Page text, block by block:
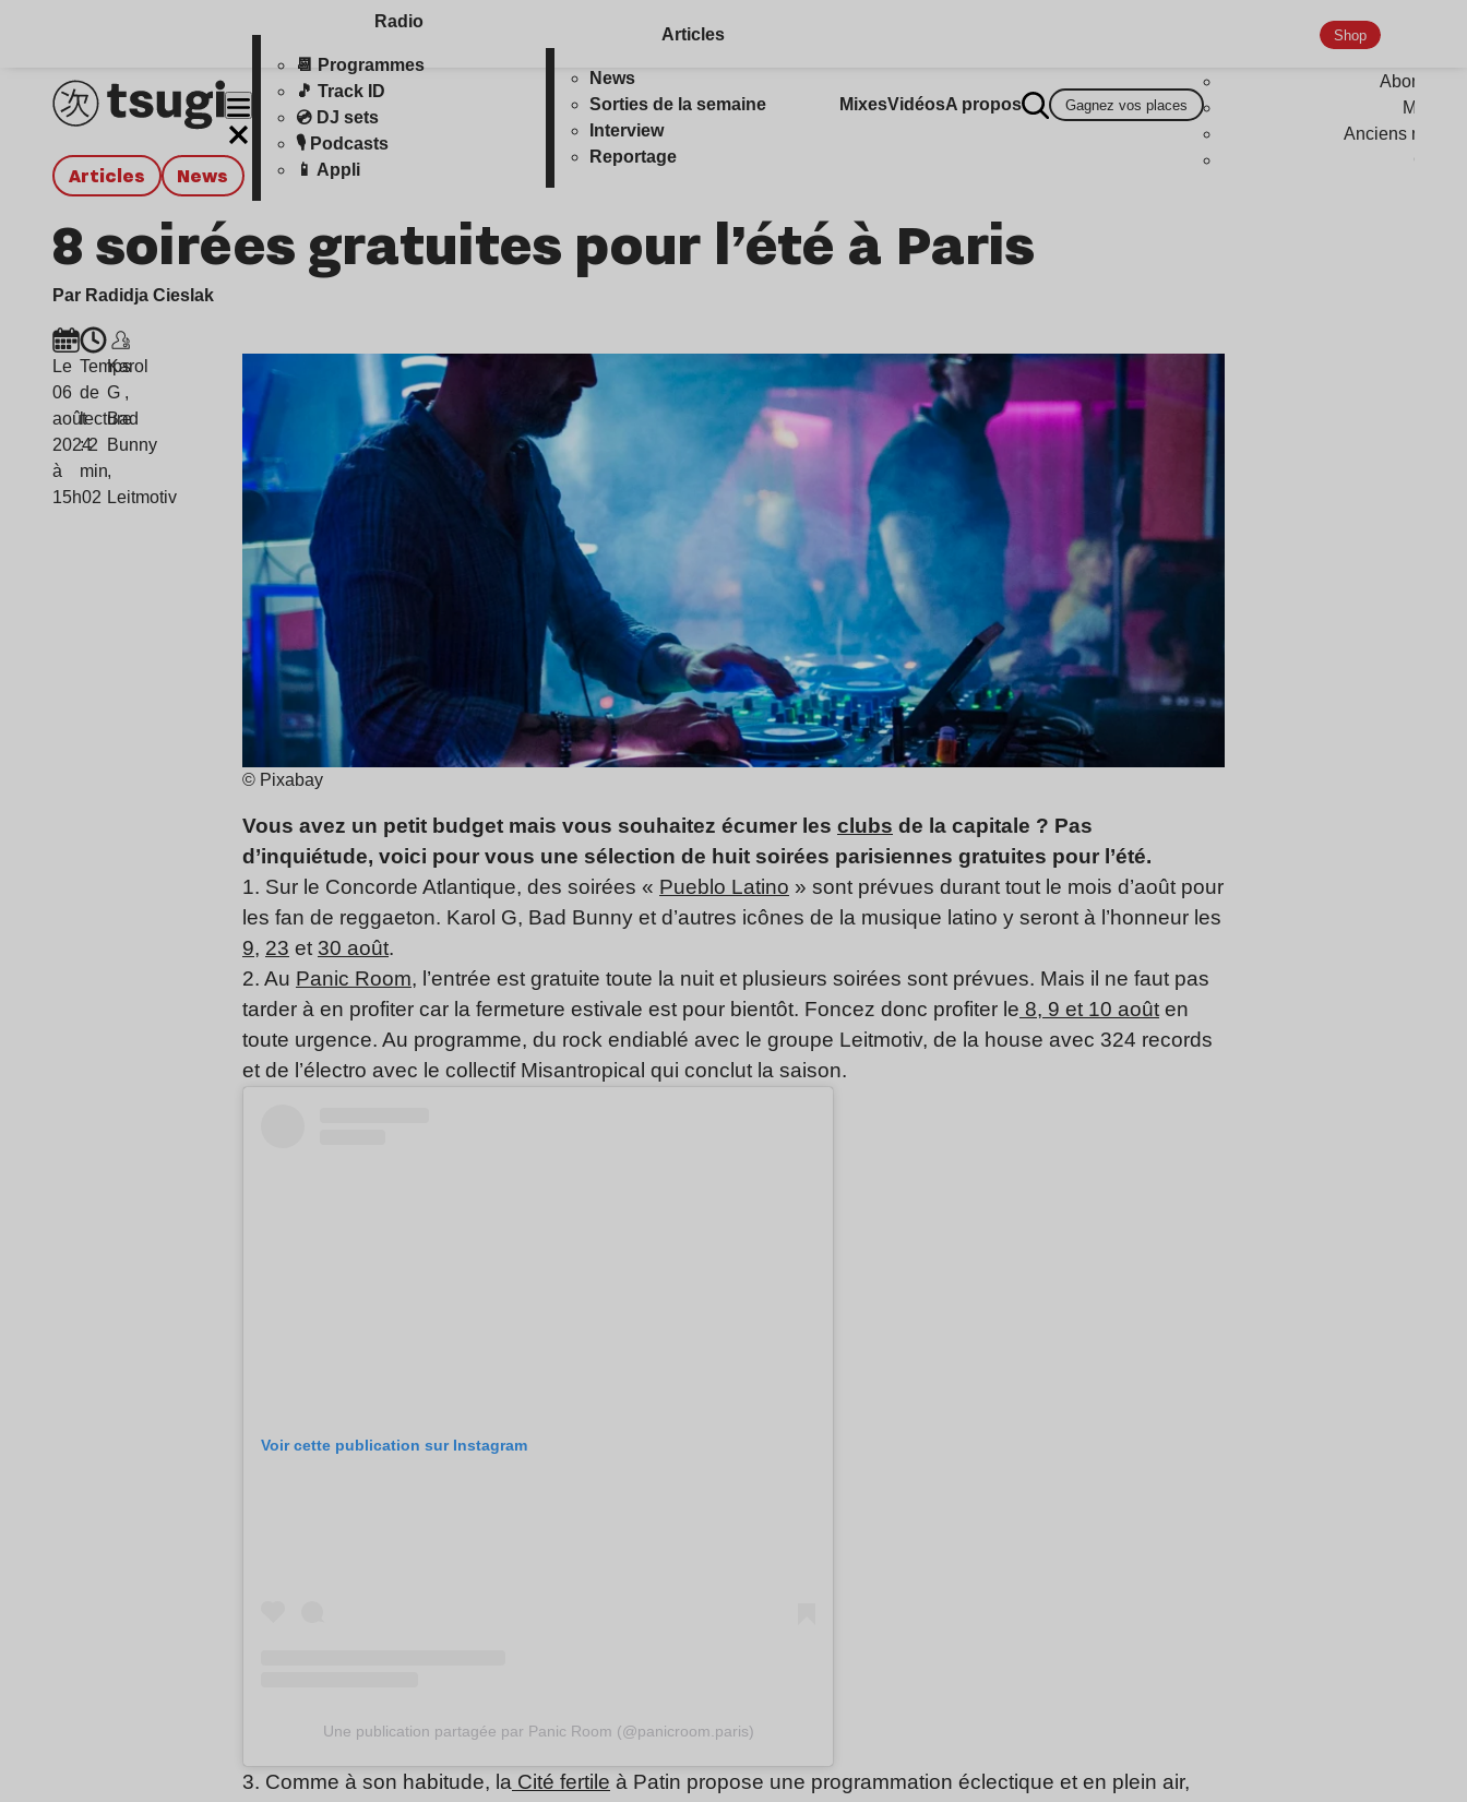
Radio
📆 Programmes
🎵 Track ID
💿 DJ sets
🎙️ Podcasts
📱 Appli
Articles
News
Sorties de la semaine
Interview
Reportage
MixesVidéosA propos Gagnez vos places
Shop
Anciens
Articles news
8 soirées gratuites pour l’été à Paris
Par Radidja Cieslak
Le
06
août
2024
à
15h02
Temps
de
lecture
: 2
min
Karol
G ,
Bad
Bunny
,
Leitmotiv
© Pixabay
Vous avez un petit budget mais vous souhaitez écumer les clubs de la capitale ? Pas
d’inquiétude, voici pour vous une sélection de huit soirées parisiennes gratuites pour l’été.
1. Sur le Concorde Atlantique, des soirées « Pueblo Latino » sont prévues durant tout le mois d’août pour
les fan de reggaeton. Karol G, Bad Bunny et d’autres icônes de la musique latino y seront à l’honneur les
9, 23 et 30 août.
2. Au Panic Room, l’entrée est gratuite toute la nuit et plusieurs soirées sont prévues. Mais il ne faut pas
tarder à en profiter car la fermeture estivale est pour bientôt. Foncez donc profiter le 8, 9 et 10 août en
toute urgence. Au programme, du rock endiablé avec le groupe Leitmotiv, de la house avec 324 records
et de l’électro avec le collectif Misantropical qui conclut la saison.
Voir cette publication sur Instagram
Une publication partagée par Panic Room (@panicroom.paris)
3. Comme à son habitude, la Cité fertile à Patin propose une programmation éclectique et en plein air,